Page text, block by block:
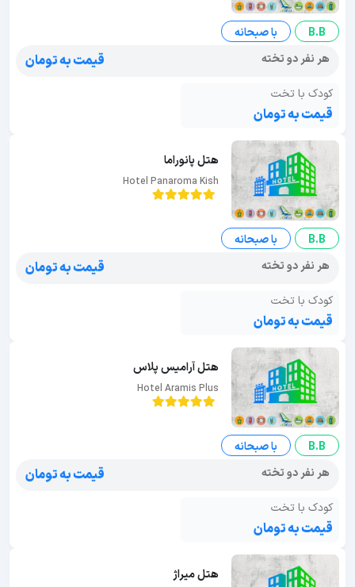
B.B
با صبحانه
هر نفر دو تخته
قیمت به تومان
کودک با تخت
قیمت به تومان
هتل پانوراما
Hotel Panaroma Kish
B.B
با صبحانه
هر نفر دو تخته
قیمت به تومان
کودک با تخت
قیمت به تومان
هتل آرامیس پلاس
Hotel Aramis Plus
B.B
با صبحانه
هر نفر دو تخته
قیمت به تومان
کودک با تخت
قیمت به تومان
هتل میراژ